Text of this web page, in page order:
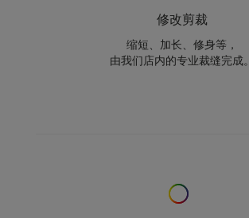
修改剪裁
缩短、加长、修身等，
由我们店内的专业裁缝完成。